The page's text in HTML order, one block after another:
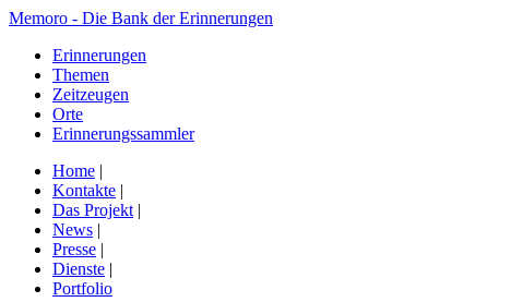
Memoro - Die Bank der Erinnerungen
Erinnerungen
Themen
Zeitzeugen
Orte
Erinnerungssammler
Home |
Kontakte |
Das Projekt |
News |
Presse |
Dienste |
Portfolio